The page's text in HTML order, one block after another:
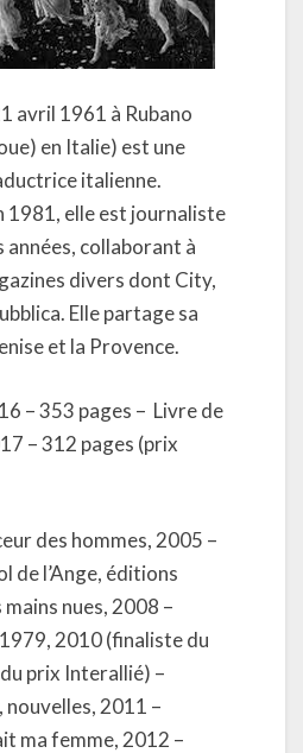
avril 1961 à Rubano
en Italie) est une
italienne.
1981, elle est journaliste
années, collaborant à
divers dont City,
Elle partage sa
et la Provence.
– 353 pages – Livre de
– 312 pages (prix
des hommes, 2005 –
de l’Ange, éditions
nues, 2008 –
2010 (finaliste du
prix Interallié) –
nouvelles, 2011 –
ma femme, 2012 –